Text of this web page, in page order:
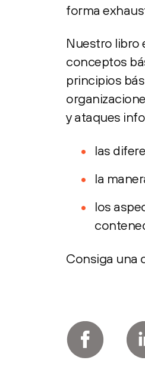
forma
Nuestro libro
conceptos
principios
y ataques
las
la
los
Consiga una